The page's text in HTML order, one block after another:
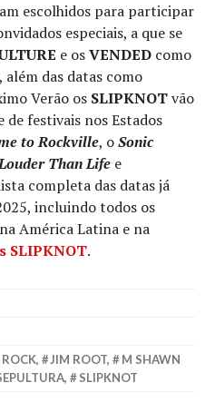
escolhidos para participar
especiais, a que se
e osVENDED como
além das datas como
Verão os SLIPKNOTvão
festivais nos Estados
to Rockville, oSonic
Than Life e
completa das datas já
incluindo todos os
América Latina e na
SLIPKNOT.
, JIM ROOT,
M SHAWN
, SLIPKNOT